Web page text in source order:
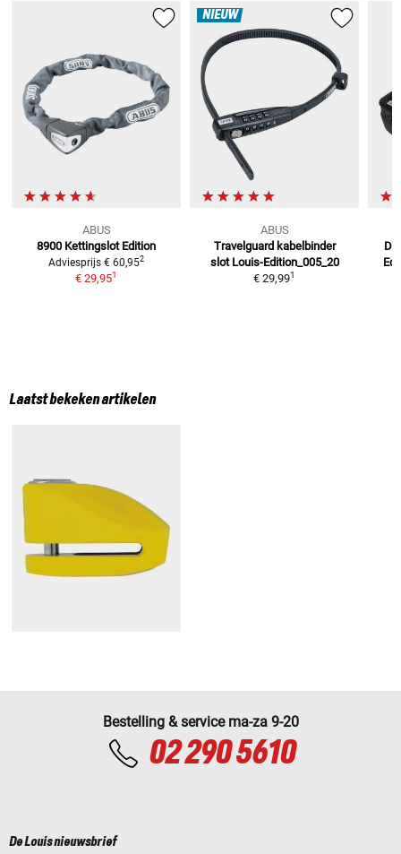
ABUS
8900 Kettingslot Edition
Adviesprijs € 60,952
€ 29,951
NIEUW
ABUS
Travelguard kabelbinder
slot Louis-Edition_005_20
€ 29,991
Laatst bekeken artikelen
Bestelling & service ma-za 9-20
02 290 5610
De Louis nieuwsbrief